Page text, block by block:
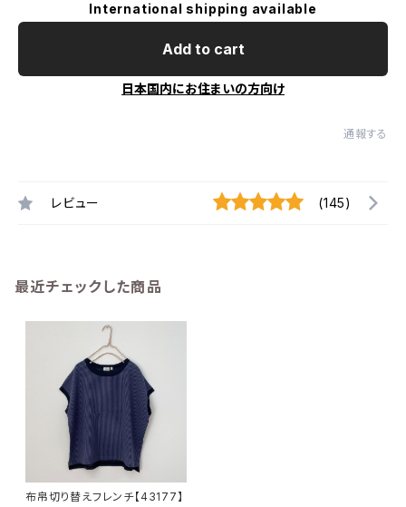
International shipping available
Add to cart
日本国内にお住まいの方向け
通報する
レビュー (145)
最近チェックした商品
布帛切り替えフレンチ【43177】